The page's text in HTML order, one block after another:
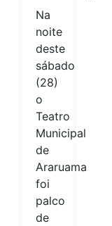
Na
noite
deste
sábado
(28)
o
Teatro
Municipal
de
Araruama
foi
palco
de